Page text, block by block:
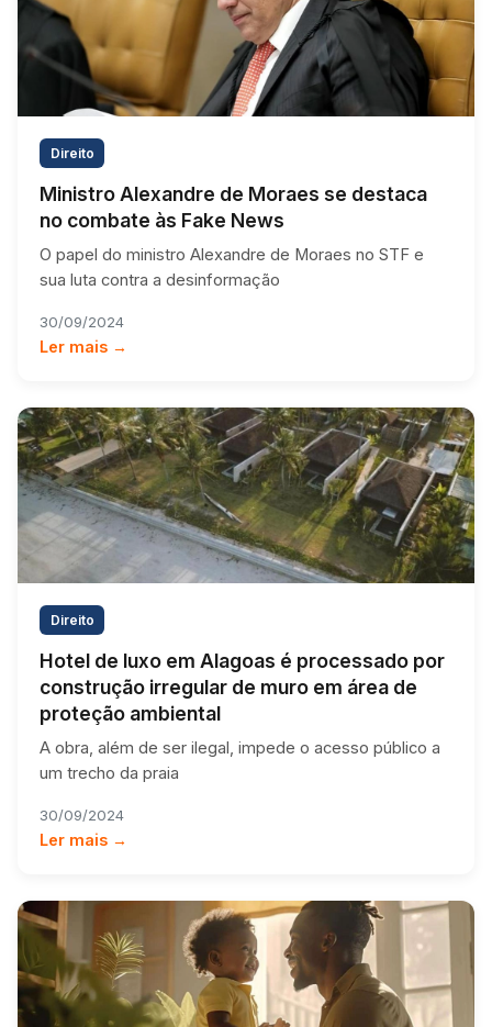
Direito
Ministro Alexandre de Moraes se destaca
no combate às Fake News
O papel do ministro Alexandre de Moraes no STF e
sua luta contra a desinformação
30/09/2024
Ler mais →
Direito
Hotel de luxo em Alagoas é processado por
construção irregular de muro em área de
proteção ambiental
A obra, além de ser ilegal, impede o acesso público a
um trecho da praia
30/09/2024
Ler mais →